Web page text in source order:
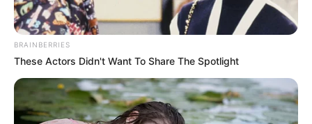
BRAINBERRIES
These Actors Didn't Want To Share The Spotlight